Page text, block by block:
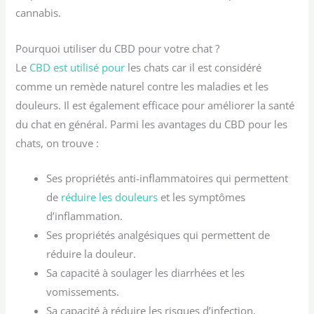
cannabis.
Pourquoi utiliser du CBD pour votre chat ?
Le CBD est utilisé pour les chats car il est considéré
comme un remède naturel contre les maladies et les
douleurs. Il est également efficace pour améliorer la santé
du chat en général. Parmi les avantages du CBD pour les
chats, on trouve :
Ses propriétés anti-inflammatoires qui permettent
de réduire les douleurs et les symptômes
d’inflammation.
Ses propriétés analgésiques qui permettent de
réduire la douleur.
Sa capacité à soulager les diarrhées et les
vomissements.
Sa capacité à réduire les risques d’infection.